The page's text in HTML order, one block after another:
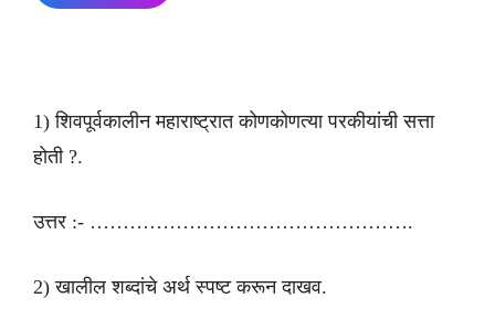
1) शिवपूर्वकालीन महाराष्ट्रात कोणकोणत्या परकीयांची सत्ता
होती ?.
उत्तर :- ………………………………………….
2) खालील शब्दांचे अर्थ स्पष्ट करून दाखव.